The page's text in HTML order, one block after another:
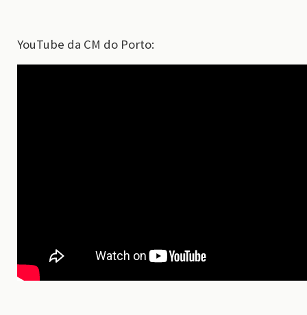
YouTube da CM do Porto: